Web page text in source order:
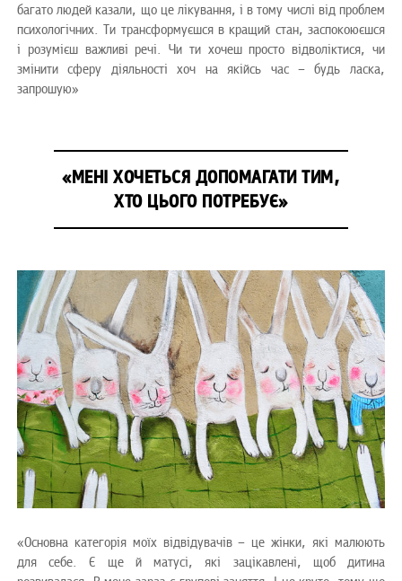
багато людей казали, що це лікування, і в тому числі від проблем
психологічних. Ти трансформуєшся в кращий стан, заспокоюєшся
і розумієш важливі речі. Чи ти хочеш просто відволіктися, чи
змінити сферу діяльності хоч на якійсь час – будь ласка,
запрошую»
«МЕНІ ХОЧЕТЬСЯ ДОПОМАГАТИ ТИМ,
ХТО ЦЬОГО ПОТРЕБУЄ»
«Основна категорія моїх відвідувачів – це жінки, які малюють
для себе. Є ще й матусі, які зацікавлені, щоб дитина